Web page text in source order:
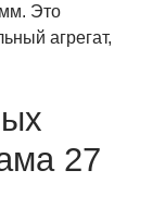
Это
агрегат,
27